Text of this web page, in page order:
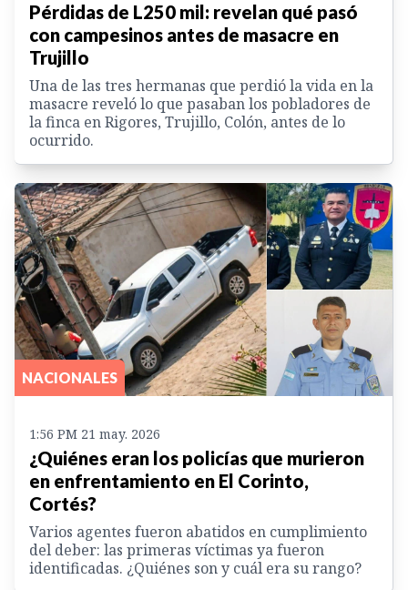
Pérdidas de L250 mil: revelan qué pasó
con campesinos antes de masacre en
Trujillo
Una de las tres hermanas que perdió la vida en la
masacre reveló lo que pasaban los pobladores de
la finca en Rigores, Trujillo, Colón, antes de lo
ocurrido.
NACIONALES
1:56 PM 21 may. 2026
¿Quiénes eran los policías que murieron
en enfrentamiento en El Corinto,
Cortés?
Varios agentes fueron abatidos en cumplimiento
del deber: las primeras víctimas ya fueron
identificadas. ¿Quiénes son y cuál era su rango?